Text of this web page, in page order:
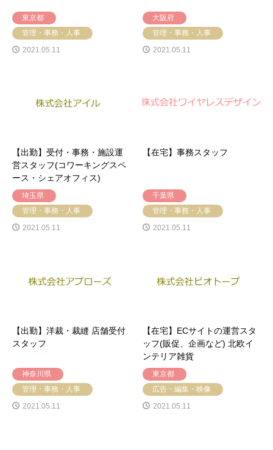
東京都
管理・事務・人事
2021.05.11
大阪府
管理・事務・人事
2021.05.11
【出勤】受付・事務・施設運
営スタッフ(コワーキングスペ
ース・シェアオフィス)
埼玉県
管理・事務・人事
2021.05.11
【在宅】事務スタッフ
千葉県
管理・事務・人事
2021.05.11
【出勤】洋裁・裁縫 店舗受付
スタッフ
神奈川県
管理・事務・人事
2021.05.11
【在宅】ECサイトの運営スタ
ッフ(販促、企画など) 北欧イ
ンテリア雑貨
東京都
広告・編集・映像
2021.05.11